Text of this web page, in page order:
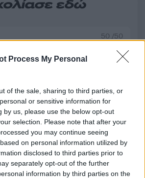
Process My Personal
of the sale, sharing to third parties, or
or sensitive information for
by us, please use the below opt-out
selection. Please note that after your
you may continue seeing
on personal information utilized by
disclosed to third parties prior to
separately opt-out of the further
information by third parties on the
εδώ
50 /50
2000 /2000
Υποβολή σχολίου
από reCAPTCHA, ισχύουν
&Όροι Χρήσηςτης Google.
Αθλητικά
ΜΕΞΙΚΟ
ΜΟΥΝΤΙΑΛ